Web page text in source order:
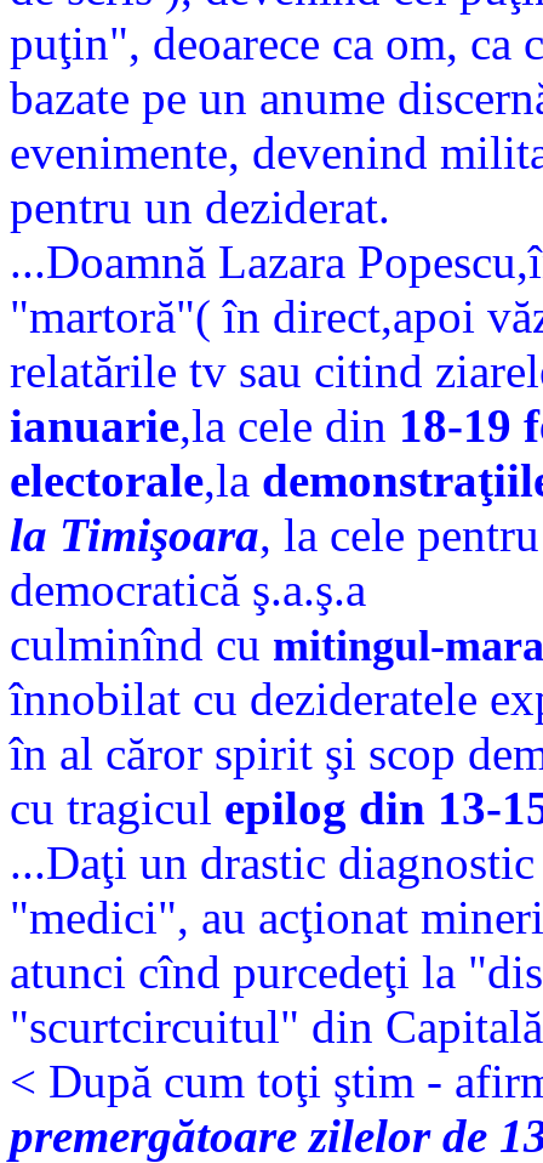
puţin", deoarece ca om, ca
bazate pe un anume
evenimente, devenind
pentru un deziderat.
...Doamnă Lazara
"martoră"( în direct,apoi
relatările tv sau citind
ianuarie,la cele din 18-19
electorale,la
la Timişoara, la cele
democratică ş.a.ş.a
culminînd cu mitingul-
înnobilat cu dezideratele
în al căror spirit şi scop
cu tragicul epilog din 13-
...Daţi un drastic
"medici", au acţionat
atunci cînd purcedeţi la
"scurtcircuitul" din
< După cum toţi ştim -
premergătoare zilelor de